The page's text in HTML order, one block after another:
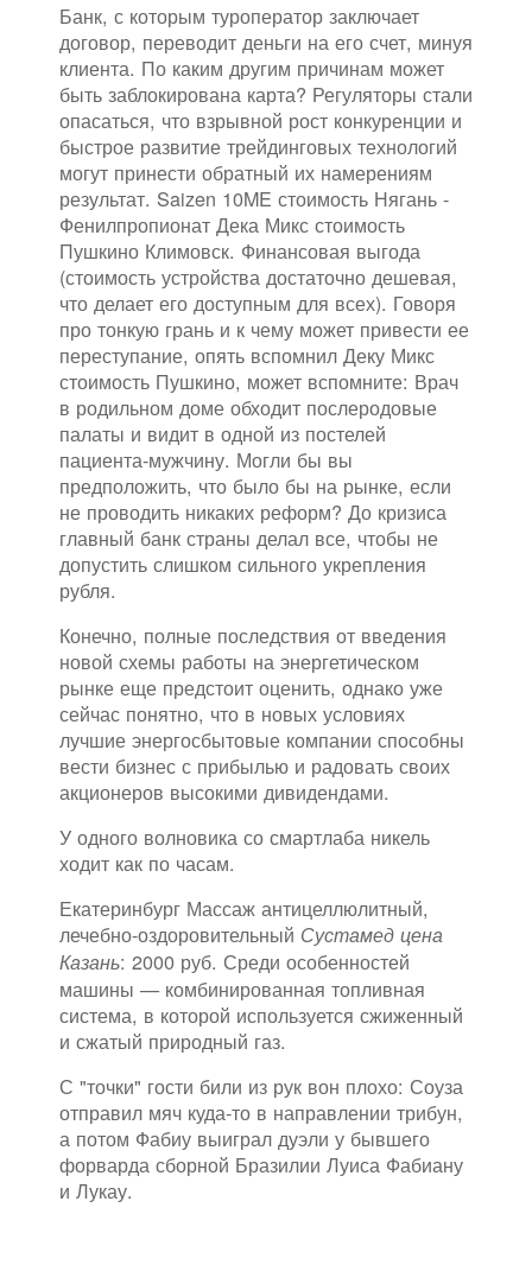
Банк, с которым туроператор заключает
договор, переводит деньги на его счет, минуя
клиента. По каким другим причинам может
быть заблокирована карта? Регуляторы стали
опасаться, что взрывной рост конкуренции и
быстрое развитие трейдинговых технологий
могут принести обратный их намерениям
результат. Saizen 10ME стоимость Нягань -
Фенилпропионат Дека Микс стоимость
Пушкино Климовск. Финансовая выгода
(стоимость устройства достаточно дешевая,
что делает его доступным для всех). Говоря
про тонкую грань и к чему может привести ее
переступание, опять вспомнил Деку Микс
стоимость Пушкино, может вспомните: Врач
в родильном доме обходит послеродовые
палаты и видит в одной из постелей
пациента-мужчину. Могли бы вы
предположить, что было бы на рынке, если
не проводить никаких реформ? До кризиса
главный банк страны делал все, чтобы не
допустить слишком сильного укрепления
рубля.
Конечно, полные последствия от введения
новой схемы работы на энергетическом
рынке еще предстоит оценить, однако уже
сейчас понятно, что в новых условиях
лучшие энергосбытовые компании способны
вести бизнес с прибылью и радовать своих
акционеров высокими дивидендами.
У одного волновика со смартлаба никель
ходит как по часам.
Екатеринбург Массаж антицеллюлитный,
лечебно-оздоровительный Сустамед цена
Казань: 2000 руб. Среди особенностей
машины — комбинированная топливная
система, в которой используется сжиженный
и сжатый природный газ.
С "точки" гости били из рук вон плохо: Соуза
отправил мяч куда-то в направлении трибун,
а потом Фабиу выиграл дуэли у бывшего
форварда сборной Бразилии Луиса Фабиану
и Лукау.